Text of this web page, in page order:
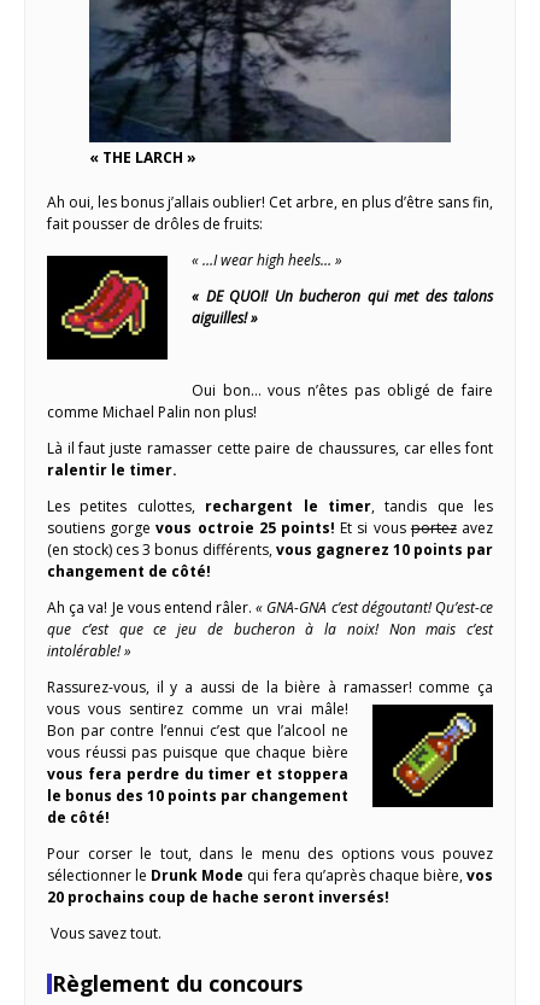
« THE LARCH »
Ah oui, les bonus j’allais oublier! Cet arbre, en plus d’être sans fin,
fait pousser de drôles de fruits:
« …I wear high heels… »
« DE QUOI! Un bucheron qui met des talons
aiguilles! »
Oui bon… vous n’êtes pas obligé de faire
comme Michael Palin non plus!
Là il faut juste ramasser cette paire de chaussures, car elles font
ralentir le timer.
Les petites culottes, rechargent le timer, tandis que les
soutiens gorgevous octroie 25 points! Et si vousportezavez
(en stock) ces 3 bonus différents,vous gagnerez 10 points par
changement de côté!
Ah ça va! Je vous entend râler.« GNA-GNA c’est dégoutant! Qu’est-ce
que c’est que ce jeu de bucheron à la noix! Non mais c’est
intolérable! »
Rassurez-vous, il y a aussi de la bière à ramasser! comme ça
vous vous sentirez comme un vrai mâle!
Bon par contre l’ennui c’est que l’alcool ne
vous réussi pas puisque que chaque bière
vous fera perdre du timer et stoppera
le bonus des 10 points par changement
de côté!
Pour corser le tout, dans le menu des options vous pouvez
sélectionner le Drunk Mode qui fera qu’après chaque bière,vos
20 prochains coup de hache seront inversés!
Vous savez tout.
Règlement du concours